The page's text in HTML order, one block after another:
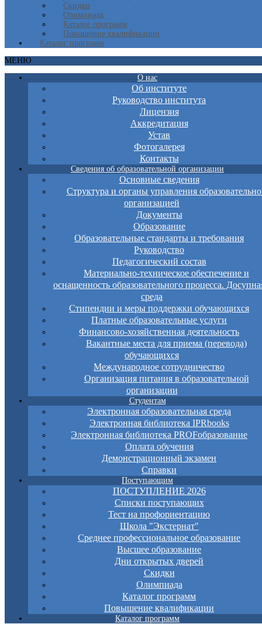
Скидки
Олимпиада
Каталог программ
Повышение квалификации
Каталог программ
МЕНЮ
О нас
Об институте
Руководство института
Лицензия
Аккредитация
Устав
Фотогалерея
Контакты
Сведения об образовательной организации
Основные сведения
Структура и органы управления
организацией
Документы
Образование
Образовательные стандарты и требования
Руководство
Педагогический состав
Материально-техническое обеспечение и
оснащенность образовательного процесса.
среда
Стипендии и меры поддержки обучающихся
Платные образовательные услуги
Финансово-хозяйственная деятельность
Вакантные места для приема (перевода)
обучающихся
Международное сотрудничество
Организация питания в образовательной
организации
Студентам
Электронная образовательная среда
Электронная библиотека IPRbooks
Электронная библиотека PROFобразование
Оплата обучения
Демонстрационный экзамен
Справки
Поступающим
ПОСТУПЛЕНИЕ 2026
Списки поступающих
Тест на профориентацию
Школа "Экстернат"
Среднее профессиональное образование
Высшее образование
Дни открытых дверей
Скидки
Олимпиада
Каталог программ
Повышение квалификации
Каталог программ